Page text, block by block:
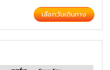
เลือกวันเดินทาง